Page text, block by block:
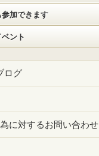
加できます
ント
ログ
に対するお問い合わせ